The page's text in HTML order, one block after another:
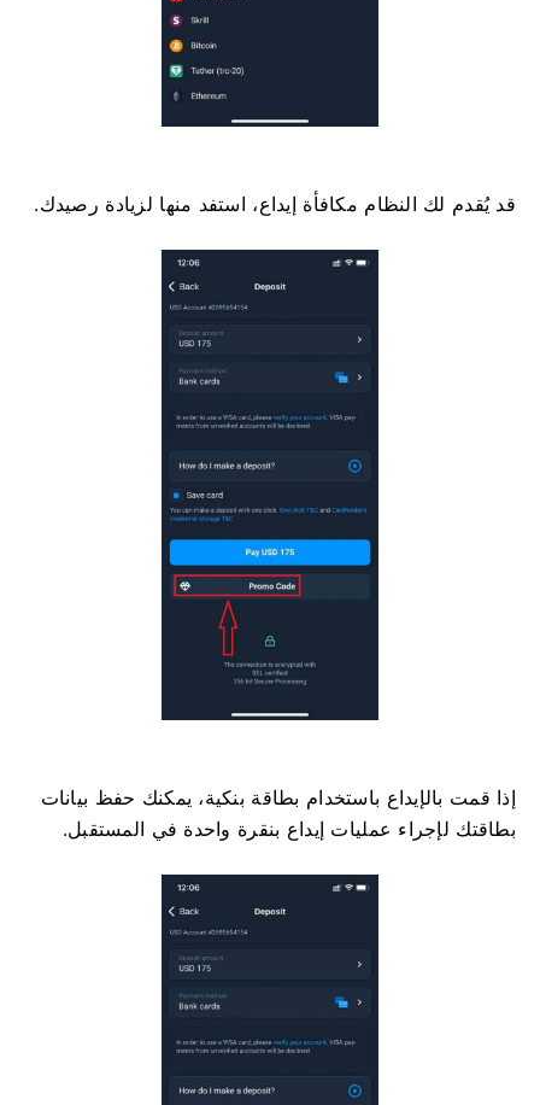
قد يُقدم لك النظام مكافأة إيداع، استفد منها لزيادة رصيدك.
إذا قمت بالإيداع باستخدام بطاقة بنكية، يمكنك حفظ بيانات
بطاقتك لإجراء عمليات إيداع بنقرة واحدة في المستقبل.